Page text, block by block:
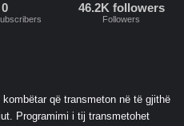
0 46.2K followers
Followers
që transmeton në të gjithë
Programimi i tij transmetohet